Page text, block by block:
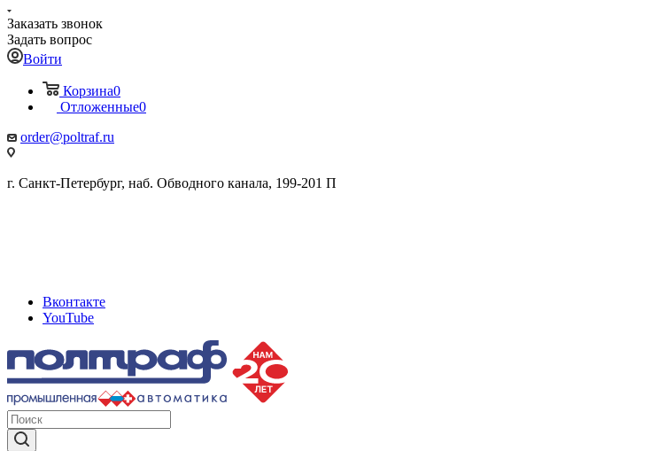
Заказать звонок
Задать вопрос
Войти
Корзина0
Отложенные0
order@poltraf.ru
г. Санкт-Петербург, наб. Обводного канала, 199-201 П
Вконтакте
YouTube